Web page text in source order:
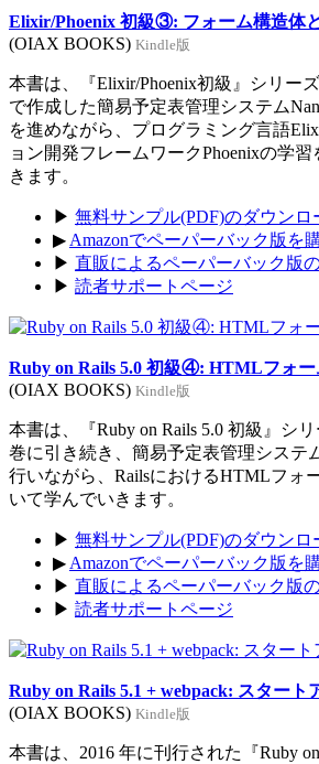
Elixir/Phoenix 初級③: フォーム構造体
(OIAX BOOKS) Kindle版
本書は、『Elixir/Phoenix初級』シリー
で作成した簡易予定表管理システム
を進めながら、プログラミング言語
ョン開発フレームワークPhoenixの学
きます。
▶ 無料サンプル(PDF)のダウンロ
▶ Amazonでペーパーバック版を
▶ 直販によるペーパーバック版
▶ 読者サポートページ
Ruby on Rails 5.0 初級④: HTMLフォー
(OIAX BOOKS) Kindle版
本書は、『Ruby on Rails 5.0 初級』シ
巻に引き続き、簡易予定表管理システ
行いながら、RailsにおけるHTMLフォ
いて学んでいきます。
▶ 無料サンプル(PDF)のダウンロ
▶ Amazonでペーパーバック版を
▶ 直販によるペーパーバック版
▶ 読者サポートページ
Ruby on Rails 5.1 + webpack: スタート
(OIAX BOOKS) Kindle版
本書は、2016 年に刊行された『Ruby